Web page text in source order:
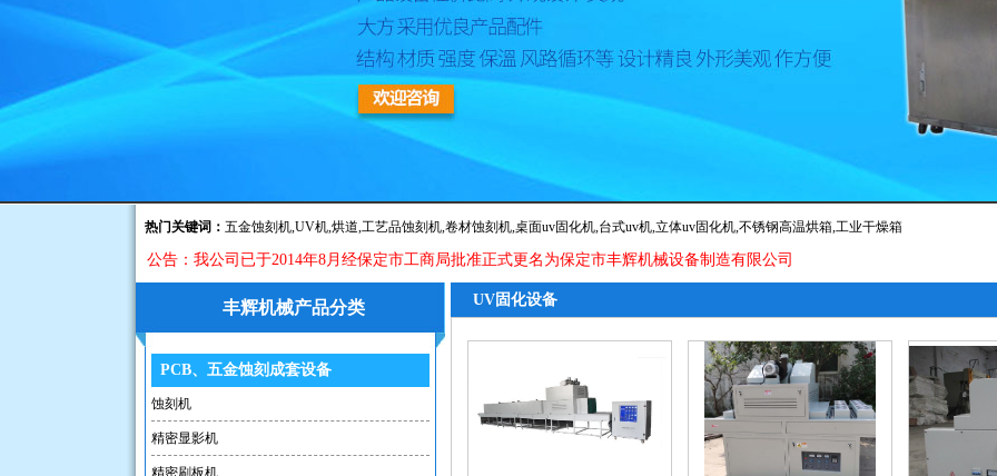
热门关键词： 五金蚀刻机,UV机,烘道,工艺品蚀刻机,卷材蚀刻机,桌面uv固化机,台式uv机,立体uv固化机,不锈钢高温烘箱,工业干燥箱
公告：我公司已于2014年8月经保定市工商局批准正式更名为保定市丰辉机械设备制造有限公司
公告：我公司已于2014年8月经保定市工商局批准正式更名为保定市丰辉机械设备制造有限公司
丰辉机械产品分类
PCB、五金蚀刻成套设备
蚀刻机
精密显影机
精密刷板机
UV固化设备